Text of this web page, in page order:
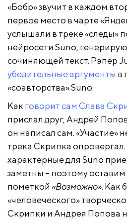
«Бобр» звучит в каждом
первое место в чарте
услышали в треке «следы»
нейросети Suno,
сочиняющей текст. Рэпер
убедительные аргументы в
«соавторства» Suno.
Как говорит сам Слава
прислал друг, Андрей
он написал сам. «Участие»
трека Скрипка
характерные для Suno
заметны – поэтому оставим
пометкой «Возможно». Как
«человеческого»
Скрипки и Андрея Попова